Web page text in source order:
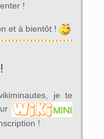
!
et à bientôt !
je te
!